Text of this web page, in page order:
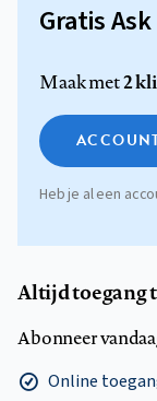
Gratis
Maak met2
Heb je al een
Altijd toegang
Abonneer
Online